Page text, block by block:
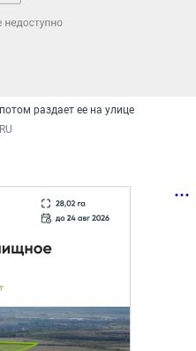
раздает ее на улице